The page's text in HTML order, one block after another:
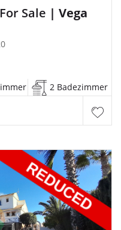
Sale | Vega
2 Badezimmer